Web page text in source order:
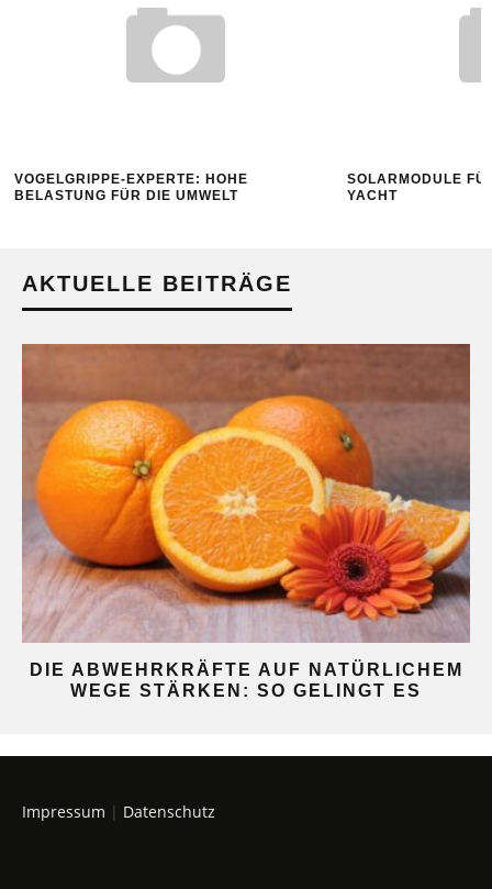
VOGELGRIPPE-EXPERTE: HOHE
BELASTUNG FÜR DIE UMWELT
SOLARMODULE
YACHT
AKTUELLE BEITRÄGE
DIE ABWEHRKRÄFTE AUF NATÜRLICHEM
WEGE STÄRKEN: SO GELINGT ES
Impressum | Datenschutz